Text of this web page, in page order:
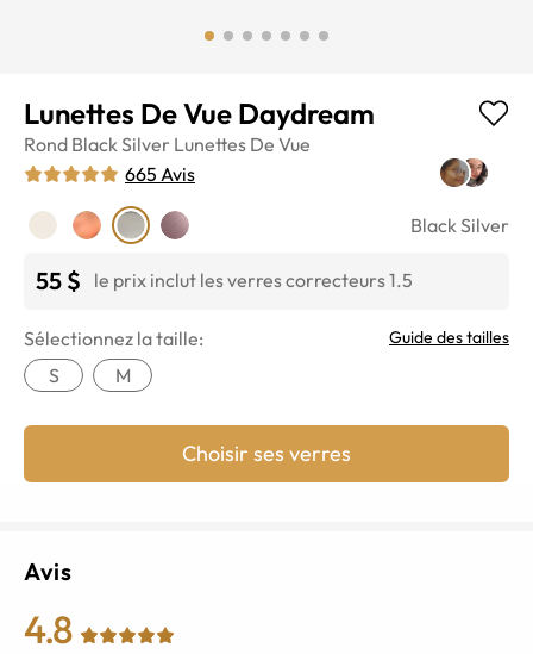
Lunettes De Vue Daydream
Rond Black Silver Lunettes De Vue
665 Avis
Black Silver
55 $ le prix inclut les verres correcteurs 1.5
Sélectionnez la taille: Guide des tailles
S M
Choisir ses verres
Avis
4.8